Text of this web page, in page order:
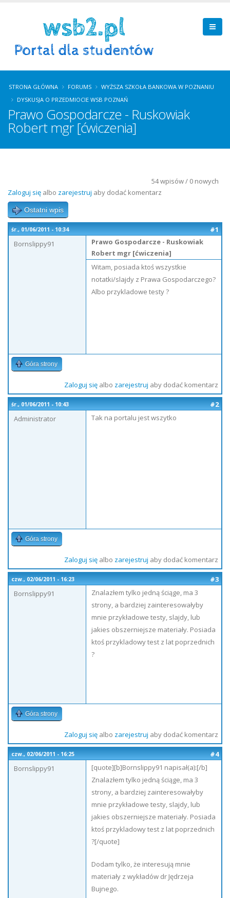
STRONA GŁÓWNA FORUMS
WYŻSZA SZKOŁA BANKOWA W POZNANIU
DYSKUSJA O PRZEDMIOCIE WSB POZNAŃ
Prawo Gospodarcze - Ruskowiak
Robert mgr [ćwiczenia]
54 wpisów / 0 nowych
Zaloguj się albo zarejestruj aby dodać komentarz
Ostatni wpis
śr., 01/06/2011 - 10:34
#1
Bornslippy91
Prawo Gospodarcze - Ruskowiak
Robert mgr [ćwiczenia]
Witam, posiada ktoś wszystkie
notatki/slajdy z Prawa Gospodarczego?
Albo przykladowe testy ?
Góra strony
Zaloguj sięalbo zarejestruj aby dodać komentarz
śr., 01/06/2011 - 10:43
#2
Administrator
Tak na portalu jest wszytko
Góra strony
Zaloguj sięalbo zarejestruj aby dodać komentarz
czw., 02/06/2011 - 16:23
#3
Bornslippy91
Znalazłem tylko jedną ściąge, ma 3
strony, a bardziej zainteresowałyby
mnie przykładowe testy, slajdy, lub
jakies obszerniejsze materiały. Posiada
ktoś przykladowy test z lat poprzednich
?
Góra strony
Zaloguj sięalbo zarejestruj aby dodać komentarz
czw., 02/06/2011 - 16:25
#4
Bornslippy91
[quote][b]Bornslippy91 napisał(a):[/b]
Znalazłem tylko jedną ściąge, ma 3
strony, a bardziej zainteresowałyby
mnie przykładowe testy, slajdy, lub
jakies obszerniejsze materiały. Posiada
ktoś przykladowy test z lat poprzednich
?[/quote]
Dodam tylko, że interesują mnie
materiały z wykładów dr Jędrzeja
Bujnego.